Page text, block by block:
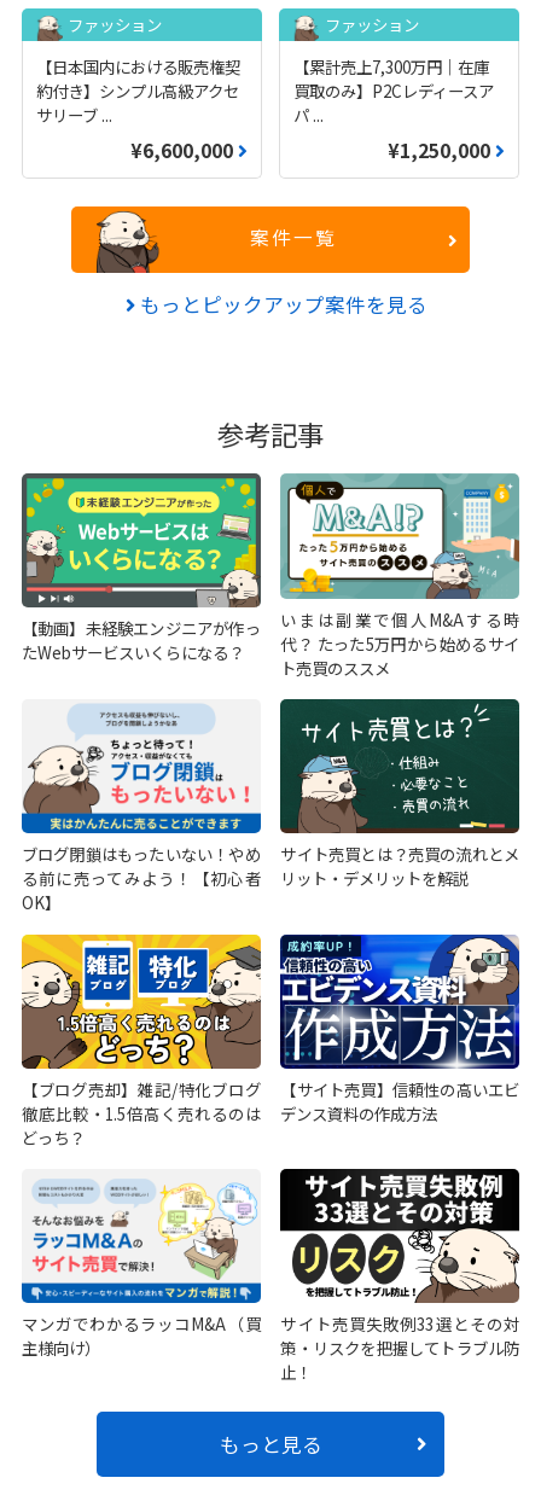
ファッション
【日本国内における販売権契
約付き】シンプル高級アクセ
サリーブ ...
¥6,600,000
ファッション
【累計売上7,300万円｜在庫
買取のみ】P2Cレディースア
パ ...
¥1,250,000
案件一覧
もっとピックアップ案件を見る
参考記事
【動画】未経験エンジニアが作っ
たWebサービスいくらになる？
いまは副業で個人M&Aする時
代？ たった5万円から始めるサイ
ト売買のススメ
ブログ閉鎖はもったいない！やめ
る前に売ってみよう！【初心者
OK】
サイト売買とは？売買の流れとメ
リット・デメリットを解説
【ブログ売却】雑記/特化ブログ
徹底比較・1.5倍高く売れるのは
どっち？
【サイト売買】信頼性の高いエビ
デンス資料の作成方法
マンガでわかるラッコM&A（買
主様向け）
サイト売買失敗例33選とその対
策・リスクを把握してトラブル防
止！
もっと見る